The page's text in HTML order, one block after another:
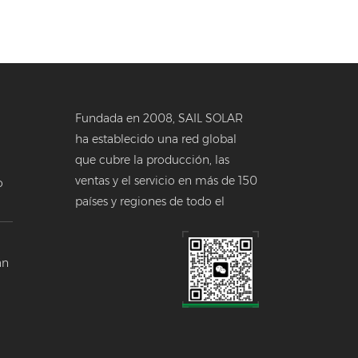
Fundada en 2008, SAIL SOLAR
ha establecido una red global
que cubre la producción, las
ventas y el servicio en más de 150
países y regiones de todo el